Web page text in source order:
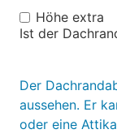
Höhe
extra
Höhe extra
Ist der
Der
aussehen. Er
oder eine